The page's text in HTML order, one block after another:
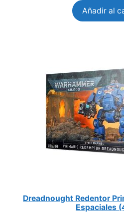
Añadir al
Dreadnought Redentor
Espaciales